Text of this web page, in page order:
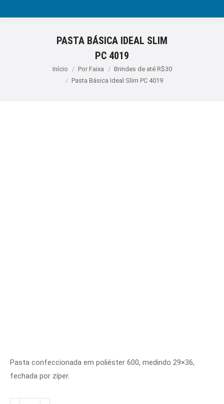
PASTA BÁSICA IDEAL SLIM
PC 4019
Você está aqui:
Início Por Faixa
Brindes de até R$30
Pasta Básica Ideal Slim PC 4019
Pasta confeccionada em poliéster 600, medindo 29×36,
fechada por zíper.